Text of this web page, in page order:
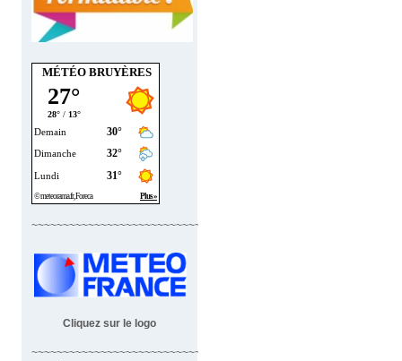
MÉTÉO BRUYÈRES
~~~~~~~~~~~~~~~~~~~~~~~~~~~~
Cliquez sur le logo
~~~~~~~~~~~~~~~~~~~~~~~~~~~~~~~~~~~~